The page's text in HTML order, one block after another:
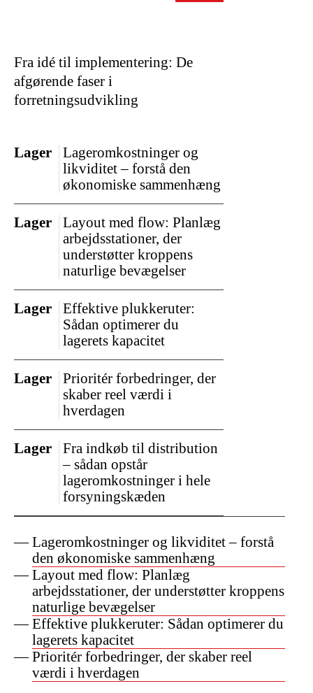
Lageromkostninger og likviditet – forstå
den økonomiske sammenhæng
Layout med flow: Planlæg
arbejdsstationer, der understøtter kroppens
naturlige bevægelser
Effektive plukkeruter: Sådan optimerer du
lagerets kapacitet
Prioritér forbedringer, der skaber reel
værdi i hverdagen
Fra idé til implementering: De
afgørende faser i
forretningsudvikling
Lageromkostninger og
likviditet – forstå den
økonomiske sammenhæng
Lager
Layout med flow: Planlæg
arbejdsstationer, der
understøtter kroppens
naturlige bevægelser
Lager
Effektive plukkeruter:
Sådan optimerer du
lagerets kapacitet
Lager
Prioritér forbedringer, der
skaber reel værdi i
hverdagen
Lager
Fra indkøb til distribution
– sådan opstår
lageromkostninger i hele
forsyningskæden
Lager